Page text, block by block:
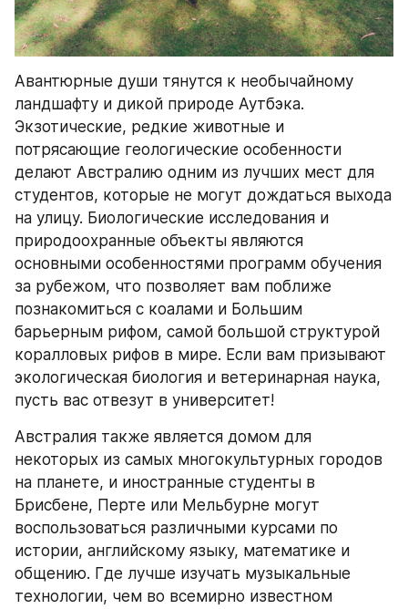
Авантюрные души тянутся к необычайному
ландшафту и дикой природе Аутбэка.
Экзотические, редкие животные и
потрясающие геологические особенности
делают Австралию одним из лучших мест для
студентов, которые не могут дождаться выхода
на улицу. Биологические исследования и
природоохранные объекты являются
основными особенностями программ обучения
за рубежом, что позволяет вам поближе
познакомиться с коалами и Большим
барьерным рифом, самой большой структурой
коралловых рифов в мире. Если вам призывают
экологическая биология и ветеринарная наука,
пусть вас отвезут в университет!
Австралия также является домом для
некоторых из самых многокультурных городов
на планете, и иностранные студенты в
Брисбене, Перте или Мельбурне могут
воспользоваться различными курсами по
истории, английскому языку, математике и
общению. Где лучше изучать музыкальные
технологии, чем во всемирно известном